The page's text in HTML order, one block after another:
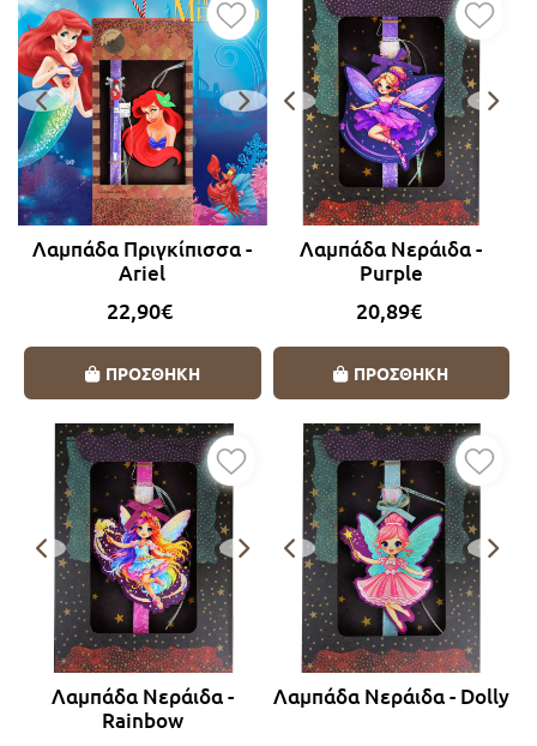
Λαμπάδα Πριγκίπισσα -
Ariel
22,90€
ΠΡΟΣΘΗΚΗ
Λαμπάδα Νεράιδα -
Purple
20,89€
ΠΡΟΣΘΗΚΗ
Λαμπάδα Νεράιδα -
Rainbow
Λαμπάδα Νεράιδα - Dolly